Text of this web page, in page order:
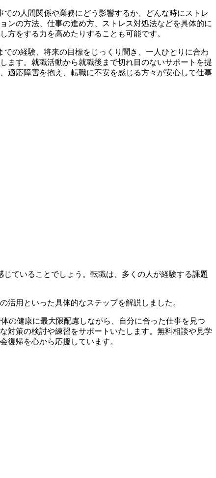
の人間関係や業務にどう影響するか、どんな時にストレ
ンの方法、仕事の進め方、ストレス対処法などを具体的に
をする力を高めたりすることも可能です。
の経験、将来の目標をじっくり聞き、一人ひとりに合わ
ます。就職活動から就職後まで切れ目のないサポートを提
適応障害を抱え、転職に不安を感じる方々が安心して仕事
ていることでしょう。転職は、多くの人が経験する課題
用といった具体的なステップを解説しました。
の健康に最大限配慮しながら、自分に合った仕事を見つ
対策の検討や練習をサポートいたします。無料相談や見学
復帰を心から応援しています。